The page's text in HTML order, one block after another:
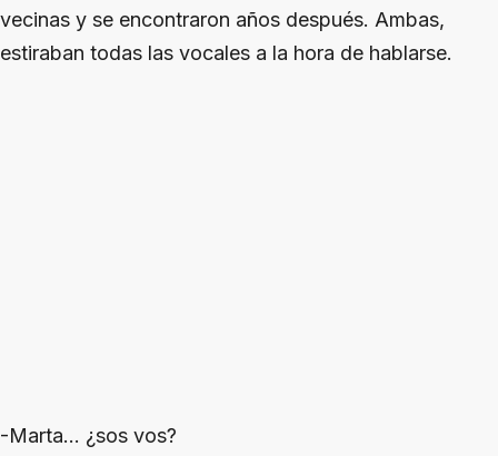
vecinas y se encontraron años después. Ambas,
estiraban todas las vocales a la hora de hablarse.
-Marta… ¿sos vos?